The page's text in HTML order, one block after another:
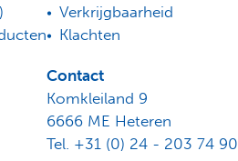
Verkrijgbaarheid
Klachten
Contact
Komkleiland 9
6666 ME Heteren
Tel. +31 (0) 24 - 203 74 90